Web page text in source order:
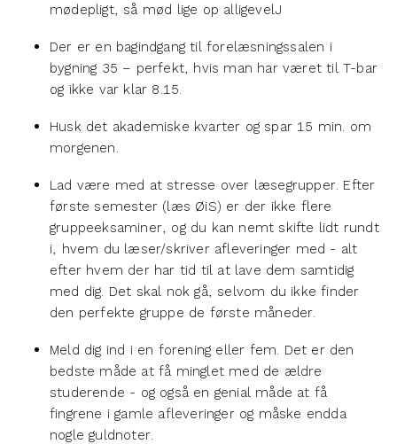
mødepligt, så mød lige op alligevelJ
Der er en bagindgang til forelæsningssalen i
bygning 35 – perfekt, hvis man har været til T-bar
og ikke var klar 8.15.
Husk det akademiske kvarter og spar 15 min. om
morgenen.
Lad være med at stresse over læsegrupper. Efter
første semester (læs ØiS) er der ikke flere
gruppeeksaminer, og du kan nemt skifte lidt rundt
i, hvem du læser/skriver afleveringer med - alt
efter hvem der har tid til at lave dem samtidig
med dig. Det skal nok gå, selvom du ikke finder
den perfekte gruppe de første måneder.
Meld dig ind i en forening eller fem. Det er den
bedste måde at få minglet med de ældre
studerende - og også en genial måde at få
fingrene i gamle afleveringer og måske endda
nogle guldnoter.